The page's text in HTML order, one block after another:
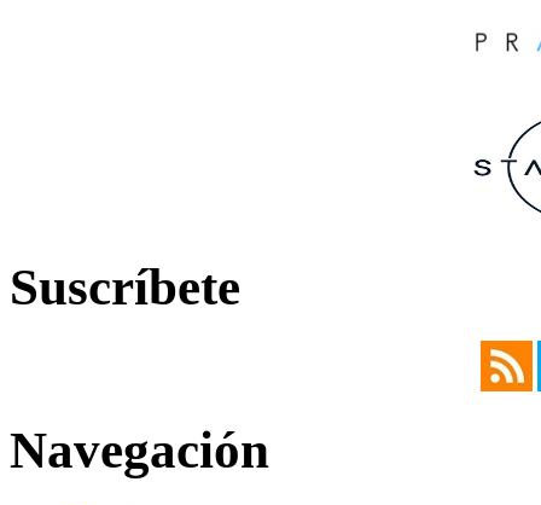
Suscríbete
Navegación